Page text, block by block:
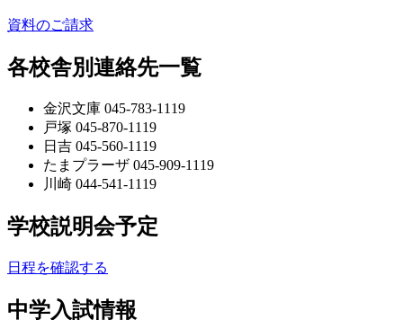
資料のご請求
各校舎別連絡先一覧
金沢文庫 045-783-1119
戸塚 045-870-1119
日吉 045-560-1119
たまプラーザ 045-909-1119
川崎 044-541-1119
学校説明会予定
日程を確認する
中学入試情報